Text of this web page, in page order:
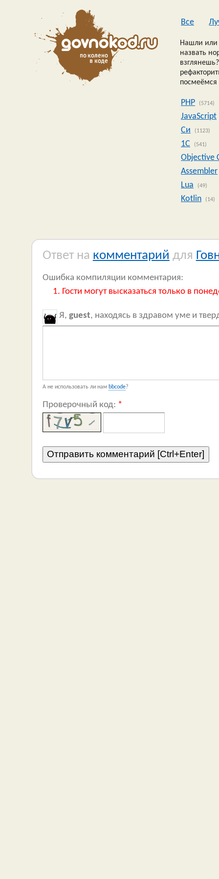
Все
Нашли или
назвать
посмеёмся
PHP (5714)
JavaScript
Си
(1123)
1C (541)
Objective
Assembler
Lua
(49)
Kotlin (14)
Ответ на комментарий для
Ошибка компиляции комментария:
Гости могут высказаться только в
Я, guest, находясь в здравом уме и
А не использовать ли нам bbcode?
Проверочный код: *